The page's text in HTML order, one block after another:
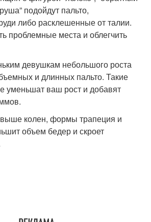
подойдут пальто,
либо расклешенные от талии.
проблемные места и облегчить
девушкам небольшого роста
и длинных пальто. Такие
уменьшат ваш рост и добавят
колен, формы трапеция и
объем бедер и скроет